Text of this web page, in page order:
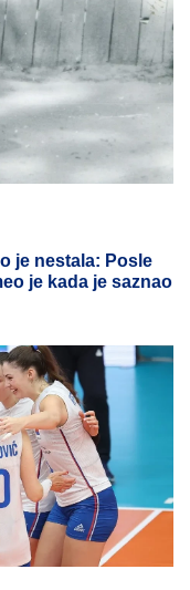
je nestala: Posle
je kada je saznao